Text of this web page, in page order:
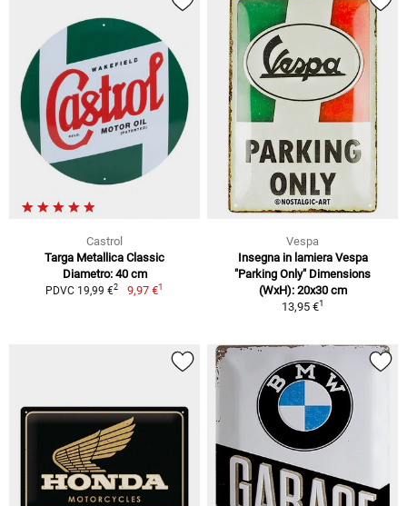
Castrol
Targa Metallica Classic
Diametro: 40 cm
PDVC 19,99 €2 9,97 €1
Vespa
Insegna in lamiera Vespa
"Parking Only" Dimensions
(WxH): 20x30 cm
13,95 €1